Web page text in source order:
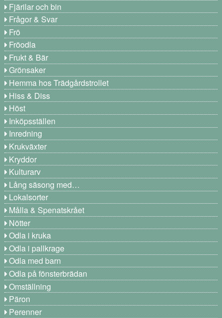
Fjärilar och bin
Frågor & Svar
Frö
Fröodla
Frukt & Bär
Grönsaker
Hemma hos Trädgårdstrollet
Hiss & Diss
Höst
Inköpsställen
Inredning
Krukväxter
Kryddor
Kulturarv
Lång säsong med…
Lokalsorter
Målla & Spenatskrået
Nötter
Odla i kruka
Odla i pallkrage
Odla med barn
Odla på fönsterbrädan
Omställning
Päron
Perenner